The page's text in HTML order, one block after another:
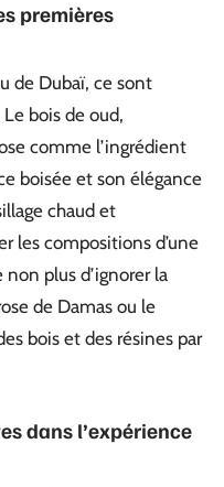
premières
de Dubaï, ce sont
bois de oud,
comme l’ingrédient
boisée et son élégance
chaud et
les compositions d’une
plus d’ignorer la
de Damas ou le
bois et des résines par
dans l’expérience